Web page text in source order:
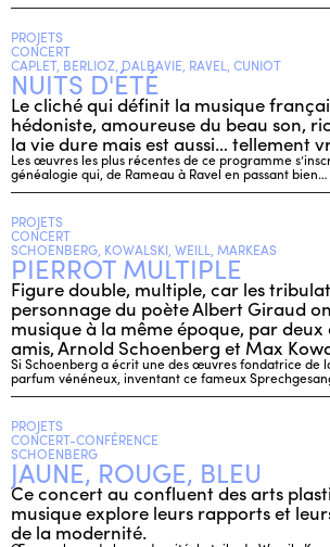
PROJETS
CONCERT
CAPLET, BERLIOZ, DALBAVIE, RAVEL, CUNIOT
NUITS D'ÉTÉ
Le cliché qui définit la musique
hédoniste, amoureuse du beau son,
la vie dure mais est aussi… tellement
Les œuvres les plus récentes de ce programme
généalogie qui, de Rameau à Ravel en passant bien…
PROJETS
CONCERT
SCHOENBERG, KOWALSKI, WEILL, MARKEAS
PIERROT MULTIPLE
Figure double, multiple, car les
personnage du poète Albert Giraud
musique à la même époque, par
amis, Arnold Schoenberg et Max
Si Schoenberg a écrit une des œuvres fondatrice de
parfum vénéneux, inventant ce fameux
PROJETS
CONCERT-CONFÉRENCE
SCHOENBERG
JAUNE, ROUGE, BLEU
Ce concert au confluent des arts
musique explore leurs rapports et
de la modernité.